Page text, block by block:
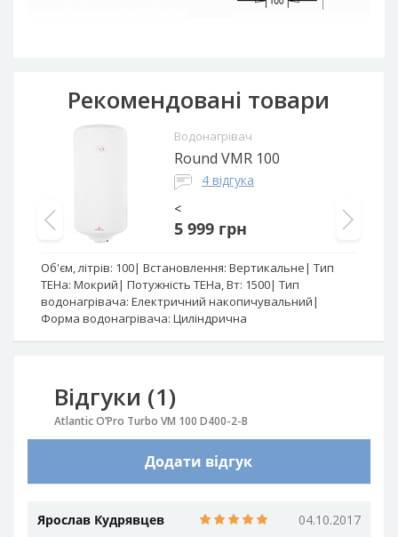
Рекомендовані товари
Водонагрівач
Round VMR 100
4 відгука
<
5 999 грн
Об'єм, літрів: 100 Встановлення: Вертикальне
Тип
ТЕНа: Мокрий Потужність ТЕНа, Вт: 1500 Тип
водонагрівача: Електричний накопичувальний
Форма водонагрівача: Циліндрична
Відгуки (1)
Atlantic O’Pro Turbo VM 100 D400-2-B
Додати відгук
Ярослав Кудрявцев 04.10.2017